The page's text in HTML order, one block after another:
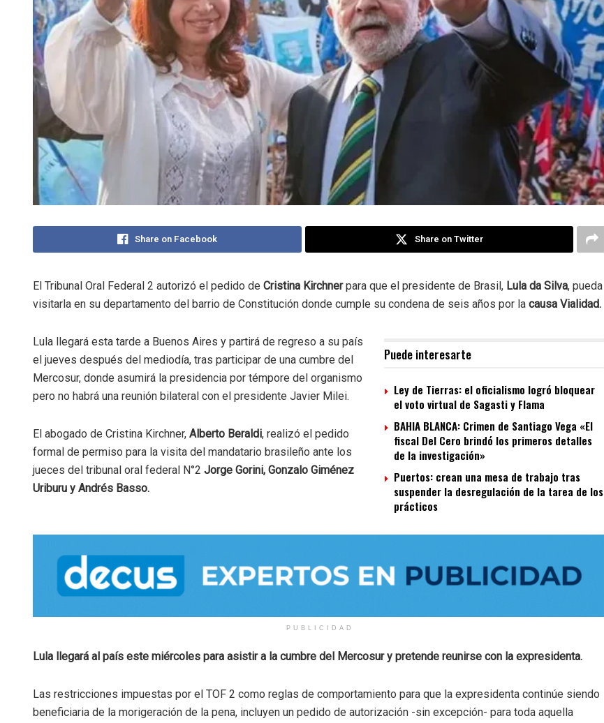
Share on Facebook Share on Twitter
El Tribunal Oral Federal 2 autorizó el pedido de Cristina Kirchnerpara que el presidente de Brasil, Lula da Silva, pueda
visitarla en su departamento del barrio de Constitución donde cumple su condena de seis años por la causa Vialidad.
Puede interesarte
Ley de Tierras: el oficialismo logró bloquear
el voto virtual de Sagasti y Flama
BAHIA BLANCA: Crimen de Santiago Vega «El
fiscal Del Cero brindó los primeros detalles
de la investigación»
Puertos: crean una mesa de trabajo tras
suspender la desregulación de la tarea de los
prácticos
Lula llegará esta tarde a Buenos Aires y partirá de regreso a su país
el jueves después del mediodía, tras participar de una cumbre del
Mercosur, donde asumirá la presidencia por témpore del organismo
pero no habrá una reunión bilateral con el presidente Javier Milei.
El abogado de Cristina Kirchner, Alberto Beraldi, realizó el pedido
formal de permiso para la visita del mandatario brasileño ante los
jueces del tribunal oral federal N°2 Jorge Gorini, Gonzalo Giménez
Uriburu y Andrés Basso.
PUBLICIDAD
Lula llegará al país este miércoles para asistir a la cumbre del Mercosur y pretende reunirse con la expresidenta.
Las restricciones impuestas por el TOF 2 como reglas de comportamiento para que la expresidenta continúe siendo
beneficiaria de la morigeración de la pena, incluyen un pedido de autorización -sin excepción- para toda aquella